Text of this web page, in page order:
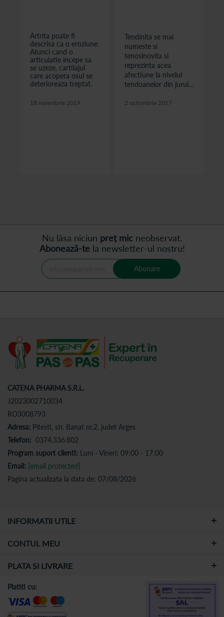
Artrita poate fi
descrisa ca o eroziune.
Atunci cand o
articulatie incepe sa
se uzeze, cartilajul
care acopera osul se
deterioreaza treptat.
18 noiembrie 2019
Tendinita se mai
numeste si
tenosinovita si
reprezinta acea
afectiune la nivelul
tendoanelor din jurul
genunchiului ce
2 octombrie 2017
Nu lăsa niciun preț mic neobservat.
Abonează-tela newsletter-ul nostru!
Abonare
CATENA PHARMA S.R.L.
J2023002710034
RO3008793
Adresa: Pitesti, str. Banat nr.2, judet Arges
Telefon: 0374.336.802
Program suport clienti: Luni - Vineri: 09:00 - 17:00
Email: [email protected]
Pagina actualizata la data de: 07/08/2026
INFORMATII UTILE
CONTUL MEU
PLATA SI LIVRARE
Platiti cu: